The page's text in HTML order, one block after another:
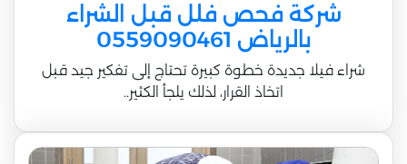
شركة فحص فلل قبل الشراء
بالرياض 0559090461
شراء فيلا جديدة خطوة كبيرة تحتاج إلى تفكير جيد قبل
اتخاذ القرار، لذلك يلجأ الكثير..